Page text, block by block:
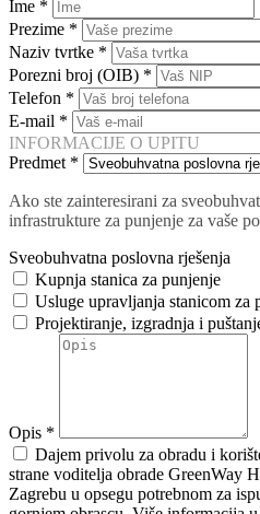
Ime *
Prezime *
Naziv tvrtke *
Porezni broj (OIB) *
Telefon *
E-mail *
INFORMACIJE O UPITU
Predmet *
Ako ste zainteresirani za
infrastrukture za punjenje za vaše
Sveobuhvatna poslovna rješenja
Kupnja stanica za punjenje
Usluge upravljanja stanicom za
Projektiranje, izgradnja i
Opis *
Dajem privolu za obradu i
strane voditelja obrade GreenWay
Zagrebu u opsegu potrebnom za